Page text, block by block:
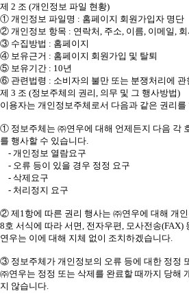
제 2 조 (개인정보 파일 현황)
① 개인정보 파일명 : 홈페이지 회원가입자 명단
② 개인정보 항목 : 연락처, 주소, 이름, 이메일,
③ 수집방법 : 홈페이지
④ 보유근거 : 홈페이지 회원가입 및 탈퇴
⑤ 보유기간 : 10년
⑥ 관련법령 : 소비자의 불만 또는 분쟁처리에 관
제 3 조 (정보주체의 권리, 의무 및 그 행사방법)
이용자는 개인정보주체로서 다음과 같은 권리
① 정보주체는 ㈜연우에 대해 언제든지 다음 각
를 행사할 수 있습니다.
- 개인정보 열람요구
- 오류 등이 있을 경우 정정 요구
- 삭제요구
- 처리정지 요구
② 제1항에 따른 권리 행사는 ㈜연우에 대해 개
8호 서식에 따라 서면, 전자우편, 모사전송(FAX)
연우는 이에 대해 지체 없이 조치하겠습니다.
③ 정보주체가 개인정보의 오류 등에 대한 정정
㈜연우는 정정 또는 삭제를 완료할 때까지 당해
지 않습니다.